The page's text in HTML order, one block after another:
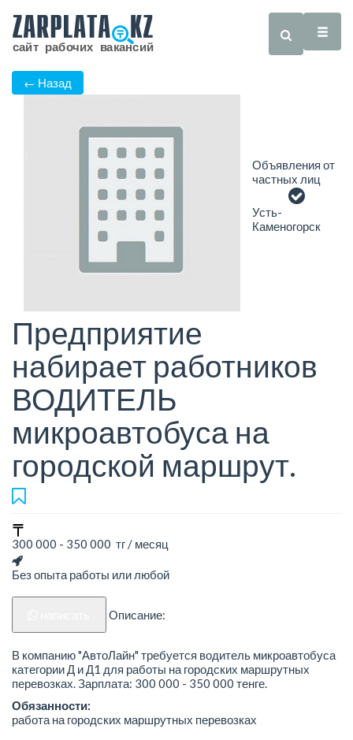
← Назад
Объявления от
частных лиц
Усть-
Каменогорск
Предприятие
набирает работников
ВОДИТЕЛЬ
микроавтобуса на
городской маршрут.
300 000 - 350 000 тг / месяц
Без опыта работы или любой
Описание:
В компанию "АвтоЛайн" требуется водитель микроавтобуса
категории Д и Д1 для работы на городских маршрутных
перевозках. Зарплата: 300 000 - 350 000 тенге.
Обязанности:
работа на городских маршрутных перевозках